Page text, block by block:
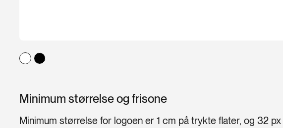
Minimum størrelse og frisone
Minimum størrelse for logoen er 1 cm på trykte flater, og 32